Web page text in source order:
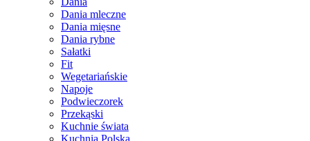
Dania mleczne
Dania mięsne
Dania rybne
Sałatki
Fit
Wegetariańskie
Napoje
Podwieczorek
Przekąski
Kuchnie świata
Kuchnia Polska